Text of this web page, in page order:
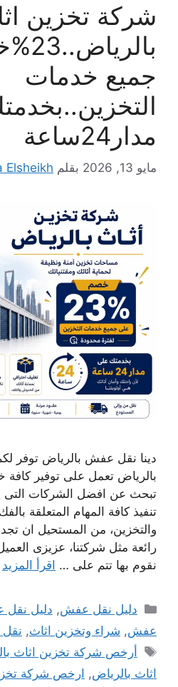
شركة تخزين
جميع خدمات
مدار24ساعة
مايو 13, 2026 بقلم Elsheikh
دينا نقل عفش بالرياض توفر
بالرياض تعمل على توفير كافة
تبحث عن افضل الشركات التى
تنفيذ كافة المهام المتعلقة
والتخزين، من المستحيل ان
رائعة مثل شركتنا، عزيزى
نقوم بها تتم على … اقرأ المزيد
التصنيفات
دليل نقل عفش, دليل نقل
عفش, شراء وتخزين اثاث,
الوسوم
أرخص شركة تخزين اثاث
اثاث بالرياض, ارخص شركة